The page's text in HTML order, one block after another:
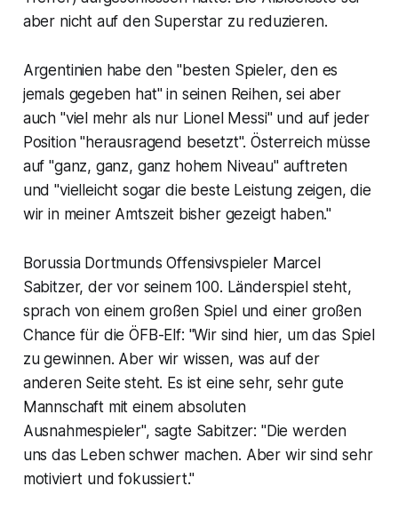
aber nicht auf den Superstar zu reduzieren.
Argentinien habe den "besten Spieler, den es
jemals gegeben hat" in seinen Reihen, sei aber
auch "viel mehr als nur Lionel Messi" und auf jeder
Position "herausragend besetzt". Österreich müsse
auf "ganz, ganz, ganz hohem Niveau" auftreten
und "vielleicht sogar die beste Leistung zeigen, die
wir in meiner Amtszeit bisher gezeigt haben."
Borussia Dortmunds Offensivspieler Marcel
Sabitzer, der vor seinem 100. Länderspiel steht,
sprach von einem großen Spiel und einer großen
Chance für die ÖFB-Elf: "Wir sind hier, um das Spiel
zu gewinnen. Aber wir wissen, was auf der
anderen Seite steht. Es ist eine sehr, sehr gute
Mannschaft mit einem absoluten
Ausnahmespieler", sagte Sabitzer: "Die werden
uns das Leben schwer machen. Aber wir sind sehr
motiviert und fokussiert."